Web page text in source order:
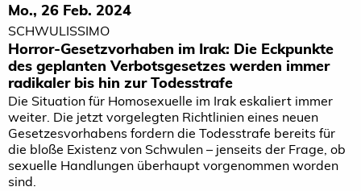
Mo., 26 Feb. 2024
SCHWULISSIMO
Horror-Gesetzvorhaben im Irak: Die Eckpunkte
des geplanten Verbotsgesetzes werden immer
radikaler bis hin zur Todesstrafe
Die Situation für Homosexuelle im Irak eskaliert immer
weiter. Die jetzt vorgelegten Richtlinien eines neuen
Gesetzesvorhabens fordern die Todesstrafe bereits für
die bloße Existenz von Schwulen – jenseits der Frage, ob
sexuelle Handlungen überhaupt vorgenommen worden
sind.